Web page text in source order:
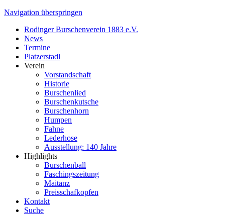
Navigation überspringen
Rodinger Burschenverein 1883 e.V.
News
Termine
Platzerstadl
Verein
Vorstandschaft
Historie
Burschenlied
Burschenkutsche
Burschenhorn
Humpen
Fahne
Lederhose
Ausstellung: 140 Jahre
Highlights
Burschenball
Faschingszeitung
Maitanz
Preisschafkopfen
Kontakt
Suche